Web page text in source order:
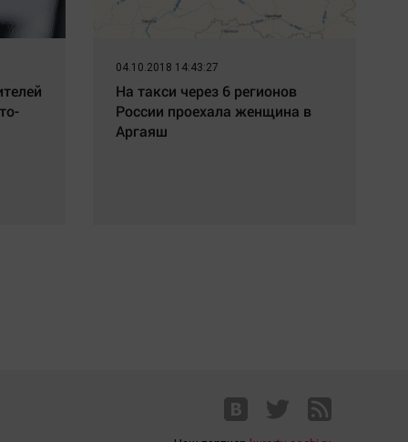
04.10.2018 14:43:27
На такси через 6 регионов
России проехала женщина в
Аргаяш